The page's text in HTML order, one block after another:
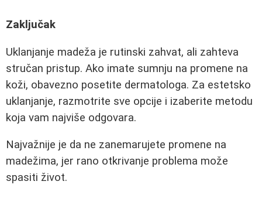
Zaključak
Uklanjanje madeža je rutinski zahvat, ali zahteva
stručan pristup. Ako imate sumnju na promene na
koži, obavezno posetite dermatologa. Za estetsko
uklanjanje, razmotrite sve opcije i izaberite metodu
koja vam najviše odgovara.
Najvažnije je da ne zanemarujete promene na
madežima, jer rano otkrivanje problema može
spasiti život.